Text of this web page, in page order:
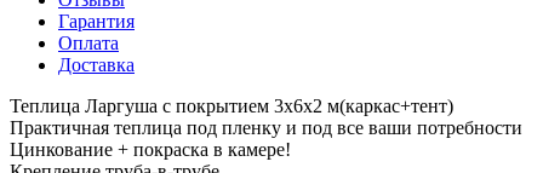
Гарантия
Оплата
Доставка
Теплица Ларгуша с покрытием 3х6х2 м(каркас+тент)
Практичная теплица под пленку и под все ваши потребности
Цинкование + покраска в камере!